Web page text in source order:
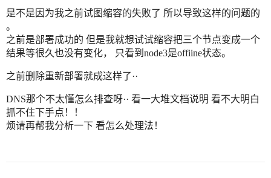
是不是因为我之前试图缩容的失败了 所以导致这样的问题的
。
之前是部署成功的 但是我就想试试缩容把三个节点变成一个
结果等很久也没有变化， 只看到node3是offiine状态。
之前删除重新部署就成这样了··
DNS那个不太懂怎么排查呀·· 看一大堆文档说明 看不大明白
抓不住下手点！！
烦请再帮我分析一下 看怎么处理法！